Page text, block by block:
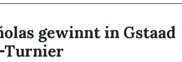
gewinnt in Gstaad
Turnier